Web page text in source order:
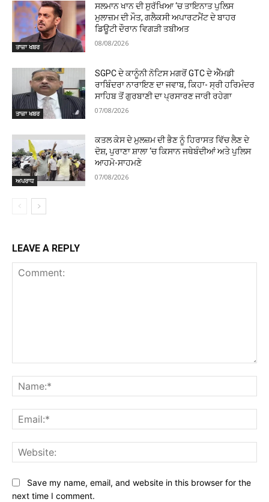
ਤਾਜ਼ਾ ਖਬਰ
ਸਲਮਾਨ ਖਾਨ ਦੀ ਸੁਰੱਖਿਆ ‘ਚ ਤਾਇਨਾਤ ਪੁਲਿਸ
ਮੁਲਾਜ਼ਮ ਦੀ ਮੌਤ, ਗਲੈਕਸੀ ਅਪਾਰਟਮੈਂਟ ਦੇ ਬਾਹਰ
ਡਿਊਟੀ ਦੌਰਾਨ ਵਿਗੜੀ ਤਬੀਅਤ
08/08/2026
ਤਾਜ਼ਾ ਖਬਰ
SGPC ਦੇ ਕਾਨੂੰਨੀ ਨੋਟਿਸ ਮਗਰੋਂ GTC ਦੇ ਐੱਮਡੀ
ਰਾਬਿੰਦਰਾ ਨਾਰਾਇਣ ਦਾ ਜਵਾਬ, ਕਿਹਾ- ਸ੍ਰੀ ਹਰਿਮੰਦਰ
ਸਾਹਿਬ ਤੋਂ ਗੁਰਬਾਣੀ ਦਾ ਪ੍ਰਸਾਰਣ ਜਾਰੀ ਰਹੇਗਾ
07/08/2026
ਅਪਰਾਧ
ਕਤਲ ਕੇਸ ਦੇ ਮੁਲਜ਼ਮ ਦੀ ਭੈਣ ਨੂੰ ਹਿਰਾਸਤ ਵਿੱਚ ਲੈਣ ਦੇ
ਦੋਸ਼, ਪੁਰਾਣਾ ਸ਼ਾਲਾ ‘ਚ ਕਿਸਾਨ ਜਥੇਬੰਦੀਆਂ ਅਤੇ ਪੁਲਿਸ
ਆਹਮੋ-ਸਾਹਮਣੇ
07/08/2026
LEAVE A REPLY
Save my name, email, and website in this browser for the
next time I comment.